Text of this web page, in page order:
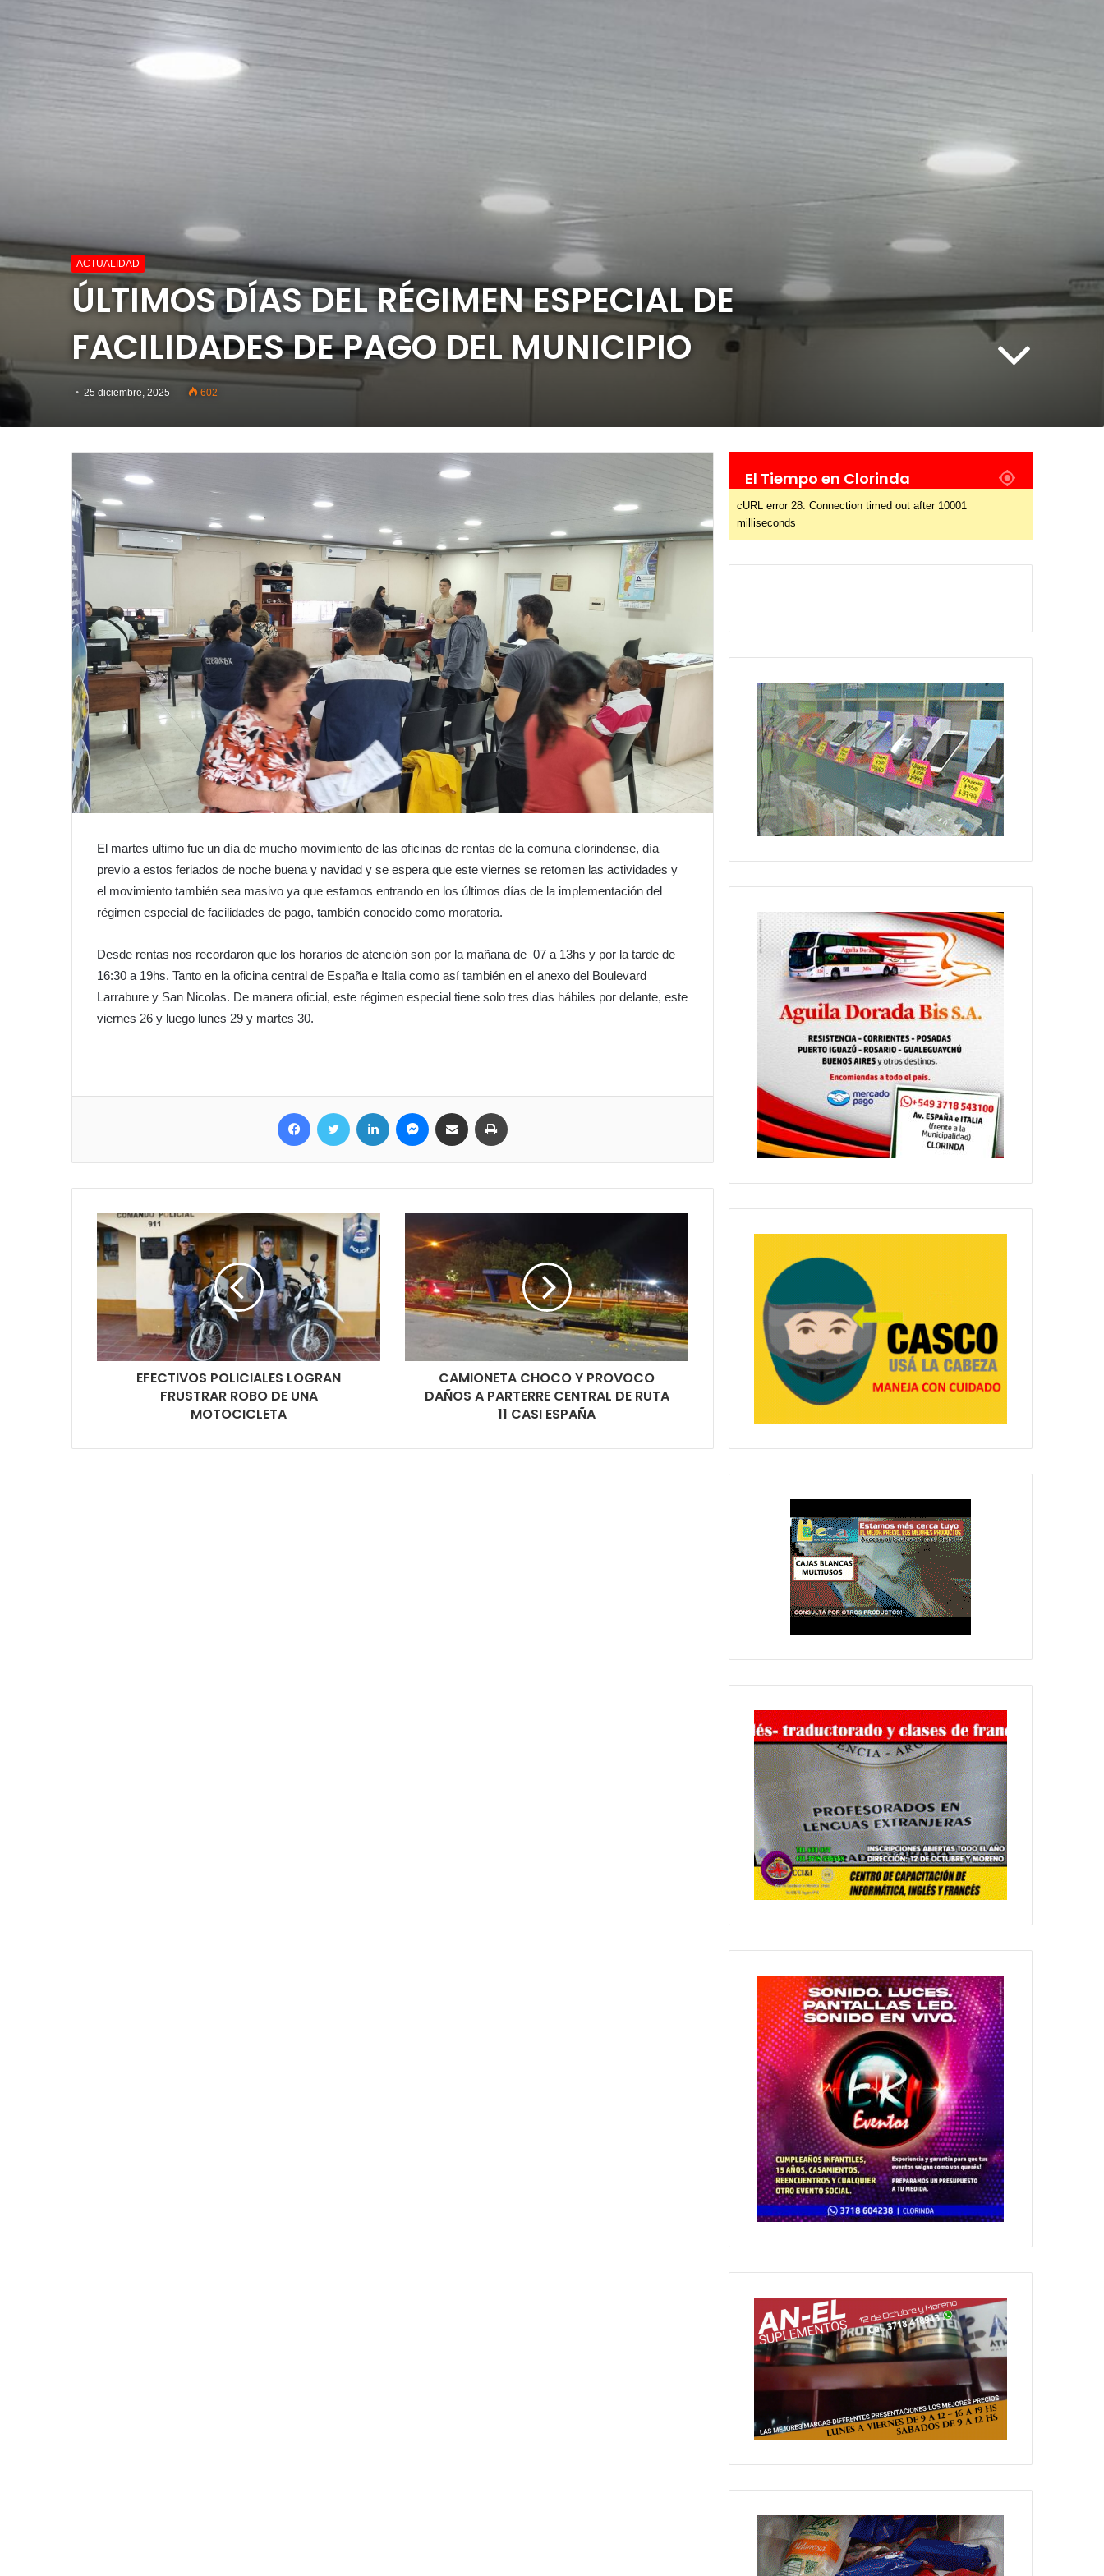
ACTUALIDAD
ÚLTIMOS DÍAS DEL RÉGIMEN ESPECIAL DE
FACILIDADES DE PAGO DEL MUNICIPIO
25 diciembre, 2025 602
El martes ultimo fue un día de mucho movimiento de las oficinas de rentas de la comuna clorindense, día
previo a estos feriados de noche buena y navidad y se espera que este viernes se retomen las actividades y
el movimiento también sea masivo ya que estamos entrando en los últimos días de la implementación del
régimen especial de facilidades de pago, también conocido como moratoria.
Desde rentas nos recordaron que los horarios de atención son por la mañana de 07 a 13hs y por la tarde de
16:30 a 19hs. Tanto en la oficina central de España e Italia como así también en el anexo del Boulevard
Larrabure y San Nicolas. De manera oficial, este régimen especial tiene solo tres dias hábiles por delante, este
viernes 26 y luego lunes 29 y martes 30.
EFECTIVOS POLICIALES LOGRAN
FRUSTRAR ROBO DE UNA
MOTOCICLETA
CAMIONETA CHOCO Y PROVOCO
DAÑOS A PARTERRE CENTRAL DE RUTA
11 CASI ESPAÑA
El Tiempo en Clorinda
cURL error 28: Connection timed out after 10001
milliseconds